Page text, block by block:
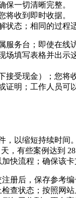
保一切清晰完整。
将收到即时收据。
态；相同的过程
务台；即使在线
场填写表格并出示
受现金）；您将
证明；工作人员可
，以缩短持续时间
，有些案例达到
快流程；确保该卡
册后，保存参考
查状态；按照网